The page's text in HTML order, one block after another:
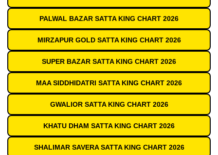
PALWAL BAZAR SATTA KING CHART 2026
MIRZAPUR GOLD SATTA KING CHART 2026
SUPER BAZAR SATTA KING CHART 2026
MAA SIDDHIDATRI SATTA KING CHART 2026
GWALIOR SATTA KING CHART 2026
KHATU DHAM SATTA KING CHART 2026
SHALIMAR SAVERA SATTA KING CHART 2026